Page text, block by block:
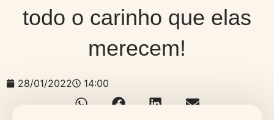
todo o carinho que elas
merecem!
28/01/2022 14:00